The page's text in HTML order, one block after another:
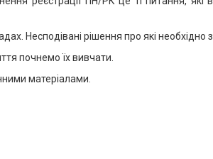
Несподівані рішення про які необхідно
почнемо їх вивчати.
матеріалами.